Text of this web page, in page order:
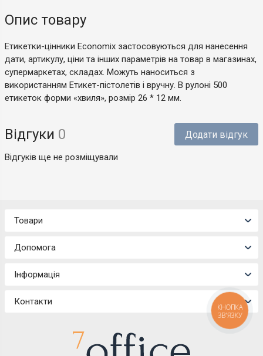
Опис товару
Етикетки-цінники Economix застосовуються для нанесення
дати, артикулу, ціни та інших параметрів на товар в магазинах,
супермаркетах, складах. Можуть наноситься з
використанням Етикет-пістолетів і вручну. В рулоні 500
етикеток форми «хвиля», розмір 26 * 12 мм.
Відгуки 0 Додати відгук
Відгуків ще не розміщували
Товари
Допомога
Інформація
Контакти
КНОПКА
ЗВ'ЯЗКУ